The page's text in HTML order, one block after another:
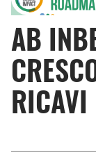
AB
RICAVI